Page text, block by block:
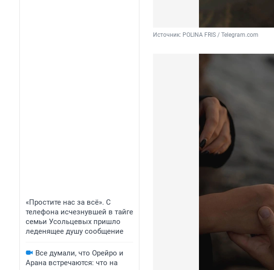
«Простите нас за всё». С
телефона исчезнувшей в тайге
семьи Усольцевых пришло
леденящее душу сообщение
Все думали, что Орейро и
Арана встречаются: что на
Источник: POLINA FRIS / Telegram.com